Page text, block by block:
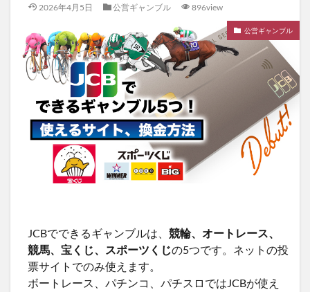
2026年4月5日 公営ギャンブル 896view
公営ギャンブル
JCBでできるギャンブルは、 競輪、オートレース、
競馬、宝くじ、スポーツくじの5つです。ネットの投
票サイトでのみ使えます。
ボートレース、パチンコ、パチスロではJCBが使え